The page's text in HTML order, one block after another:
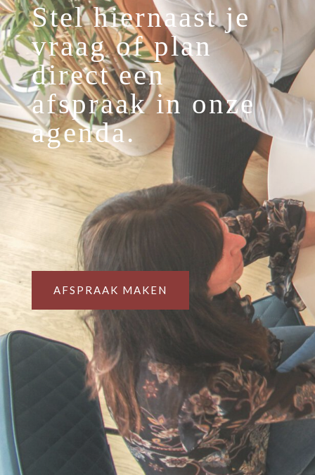
Stel hiernaast je
vraag of plan
direct een
afspraak in onze
agenda.
AFSPRAAK MAKEN